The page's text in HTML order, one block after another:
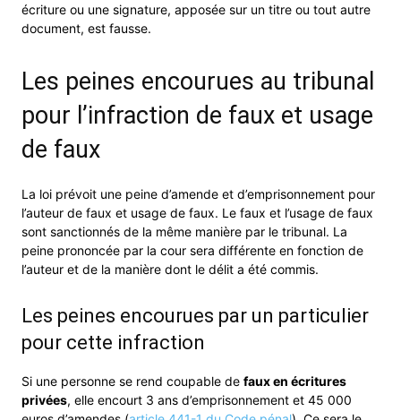
écriture ou une signature, apposée sur un titre ou tout autre
document, est fausse.
Les peines encourues au tribunal
pour l’infraction de faux et usage
de faux
La loi prévoit une peine d’amende et d’emprisonnement pour
l’auteur de faux et usage de faux. Le faux et l’usage de faux
sont sanctionnés de la même manière par le tribunal. La
peine prononcée par la cour sera différente en fonction de
l’auteur et de la manière dont le délit a été commis.
Les peines encourues par un particulier
pour cette infraction
Si une personne se rend coupable de faux en écritures
privées, elle encourt 3 ans d’emprisonnement et 45 000